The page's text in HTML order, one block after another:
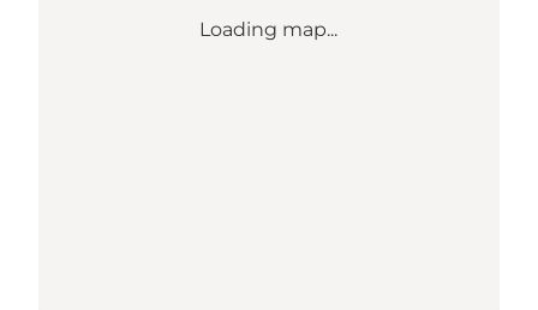
Loading map...